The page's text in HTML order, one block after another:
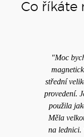
Co říkáte
"Moc
střední
provedení.
použila
Měla
na lednici.